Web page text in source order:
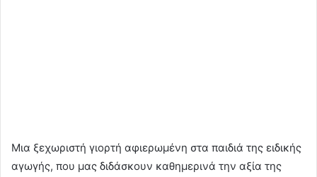
Μια ξεχωριστή γιορτή αφιερωμένη στα παιδιά της ειδικής
αγωγής, που μας διδάσκουν καθημερινά την αξία της